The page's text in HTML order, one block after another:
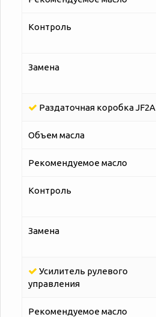
Контроль
Замена
Раздаточная коробка JF2A
Объем масла
Рекомендуемое масло
Контроль
Замена
Усилитель рулевого
управления
Рекомендуемое масло